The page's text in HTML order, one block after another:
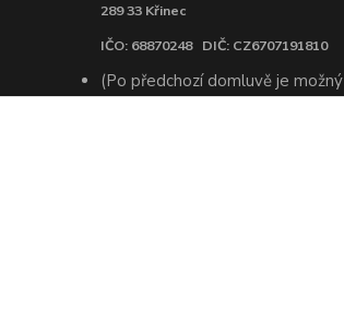
289 33 Křinec
IČO: 68870248 DIČ: CZ6707191810
(Po předchozí domluvě je možný